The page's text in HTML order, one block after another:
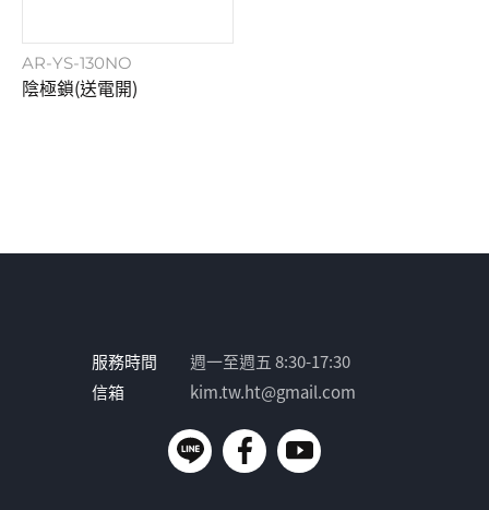
AR-YS-130NO
陰極鎖(送電開)
服務時間
週一至週五 8:30-17:30
信箱
kim.tw.ht@gmail.com